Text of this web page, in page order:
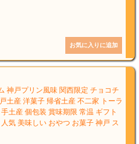
神戸プリン風味 関西限定 チョコチ
土産 洋菓子 帰省土産 不二家 トーラ
土産 個包装 賞味期限 常温 ギフト
気 美味しい おやつ お菓子 神戸 ス